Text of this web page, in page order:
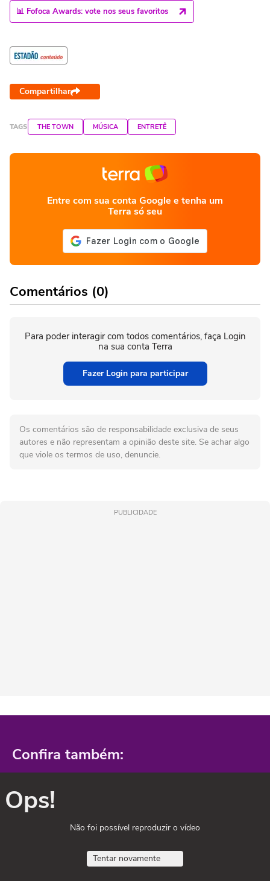
📊 Fofoca Awards: vote nos seus favoritos
Compartilhar
TAGS THE TOWN MÚSICA ENTRETÊ
Entre com sua conta Google e tenha um
Terra só seu
Comentários (0)
Para poder interagir com todos comentários, faça Login
na sua conta Terra
Fazer Login para participar
Os comentários são de responsabilidade exclusiva de seus
autores e não representam a opinião deste site. Se achar algo
que viole os termos de uso, denuncie.
PUBLICIDADE
Confira também:
Ops!
Não foi possível reproduzir o vídeo
Tentar novamente